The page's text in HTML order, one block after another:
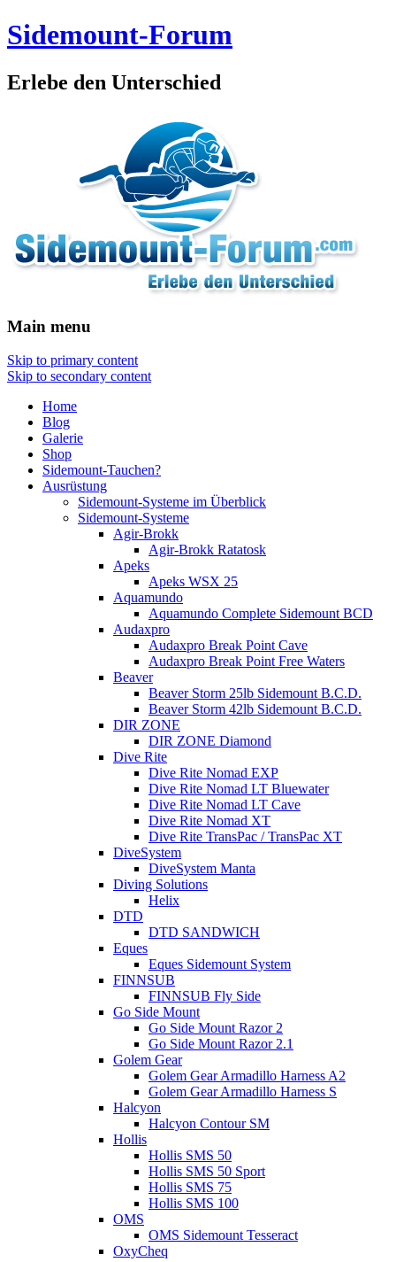
Sidemount-Forum
Erlebe den Unterschied
Main menu
Skip to primary content
Skip to secondary content
Home
Blog
Galerie
Shop
Sidemount-Tauchen?
Ausrüstung
Sidemount-Systeme im Überblick
Sidemount-Systeme
Agir-Brokk
Agir-Brokk Ratatosk
Apeks
Apeks WSX 25
Aquamundo
Aquamundo Complete Sidemount BCD
Audaxpro
Audaxpro Break Point Cave
Audaxpro Break Point Free Waters
Beaver
Beaver Storm 25lb Sidemount B.C.D.
Beaver Storm 42lb Sidemount B.C.D.
DIR ZONE
DIR ZONE Diamond
Dive Rite
Dive Rite Nomad EXP
Dive Rite Nomad LT Bluewater
Dive Rite Nomad LT Cave
Dive Rite Nomad XT
Dive Rite TransPac / TransPac XT
DiveSystem
DiveSystem Manta
Diving Solutions
Helix
DTD
DTD SANDWICH
Eques
Eques Sidemount System
FINNSUB
FINNSUB Fly Side
Go Side Mount
Go Side Mount Razor 2
Go Side Mount Razor 2.1
Golem Gear
Golem Gear Armadillo Harness A2
Golem Gear Armadillo Harness S
Halcyon
Halcyon Contour SM
Hollis
Hollis SMS 50
Hollis SMS 50 Sport
Hollis SMS 75
Hollis SMS 100
OMS
OMS Sidemount Tesseract
OxyCheq